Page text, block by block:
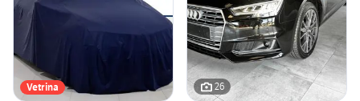
Vetrina 26